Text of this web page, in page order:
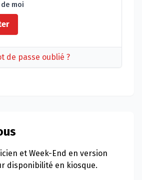
moi
de passe oublié ?
et Week-End en version
disponibilité en kiosque.